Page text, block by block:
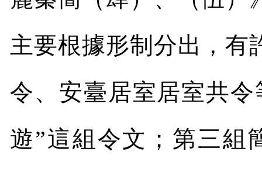
主要根據形制分出，有
令、安臺居室居室共
遊”這組令文；第三組